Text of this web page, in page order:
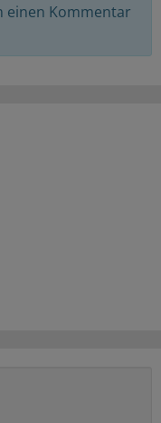
einen Kommentar